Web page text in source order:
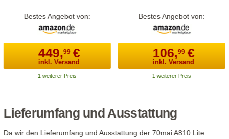
Bestes Angebot von:
449,99 €
inkl. Versand
1 weiterer Preis
Bestes Angebot von:
106,99 €
inkl. Versand
1 weiterer Preis
Lieferumfang und Ausstattung
Da wir den Lieferumfang und Ausstattung der 70mai A810 Lite